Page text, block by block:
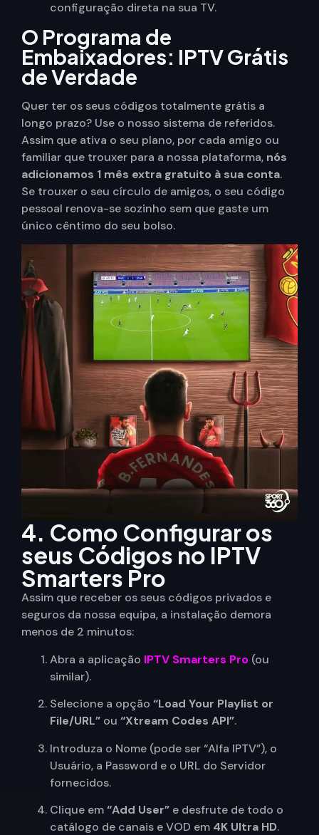
configuração direta na sua TV.
O Programa de
Embaixadores: IPTV Grátis
de Verdade
Quer ter os seus códigos totalmente grátis a
longo prazo? Use o nosso sistema de referidos.
Assim que ativa o seu plano, por cada amigo ou
familiar que trouxer para a nossa plataforma, nós
adicionamos 1 mês extra gratuito à sua conta.
Se trouxer o seu círculo de amigos, o seu código
pessoal renova-se sozinho sem que gaste um
único cêntimo do seu bolso.
4. Como Configurar os
seus Códigos no IPTV
Smarters Pro
Assim que receber os seus códigos privados e
seguros da nossa equipa, a instalação demora
menos de 2 minutos:
Abra a aplicação IPTV Smarters Pro (ou
similar).
Selecione a opção “Load Your Playlist or
File/URL” ou “Xtream Codes API”.
Introduza o Nome (pode ser “Alfa IPTV”), o
Usuário, a Password e o URL do Servidor
fornecidos.
Clique em“Add User” e desfrute de todo o
catálogo de canais e VOD em 4K Ultra HD.